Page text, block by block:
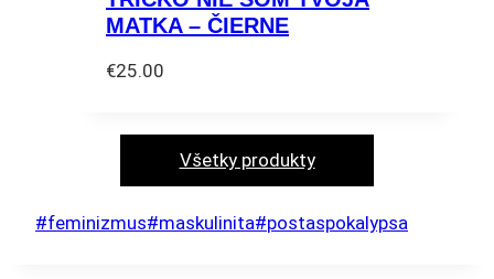
MATKA – ČIERNE
€25.00
produkt
viacero
variantov.
Všetky produkty
Post
#feminizmus#maskulinita#postaspokalypsa